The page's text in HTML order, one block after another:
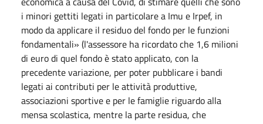
i minori gettiti legati in particolare a Imu e Irpef, in
modo da applicare il residuo del fondo per le funzioni
fondamentali» (l'assessore ha ricordato che 1,6 milioni
di euro di quel fondo è stato applicato, con la
precedente variazione, per poter pubblicare i bandi
legati ai contributi per le attività produttive,
associazioni sportive e per le famiglie riguardo alla
mensa scolastica, mentre la parte residua, che